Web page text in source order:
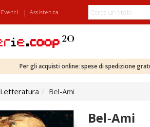
Eventi | Assistenza
Per gli acquisti online: spese di spedizione
Letteratura Bel-Ami
Bel-Ami